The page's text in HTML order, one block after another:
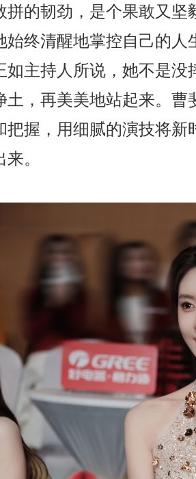
拼的韧劲，是个果敢又
始终清醒地掌控自己的
如主持人所说，她不是
土，再美美地站起来。
把握，用细腻的演技将新
。